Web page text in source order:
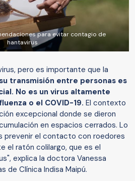
para evitar contagio de
hantavirus
pero es importante que la
transmisión entre personas es
No es un virus altamente
o el COVID-19. El contexto
excepcional donde se dieron
en espacios cerrados. Lo
prevenir el contacto con roedores
el ratón colilargo, que es el
explica la doctora Vanessa
de Clínica Indisa Maipú.